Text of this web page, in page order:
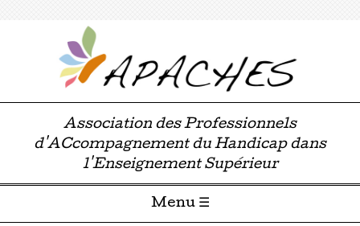
Association des Professionnels
d'ACcompagnement du Handicap dans
l'Enseignement Supérieur
Menu ☰